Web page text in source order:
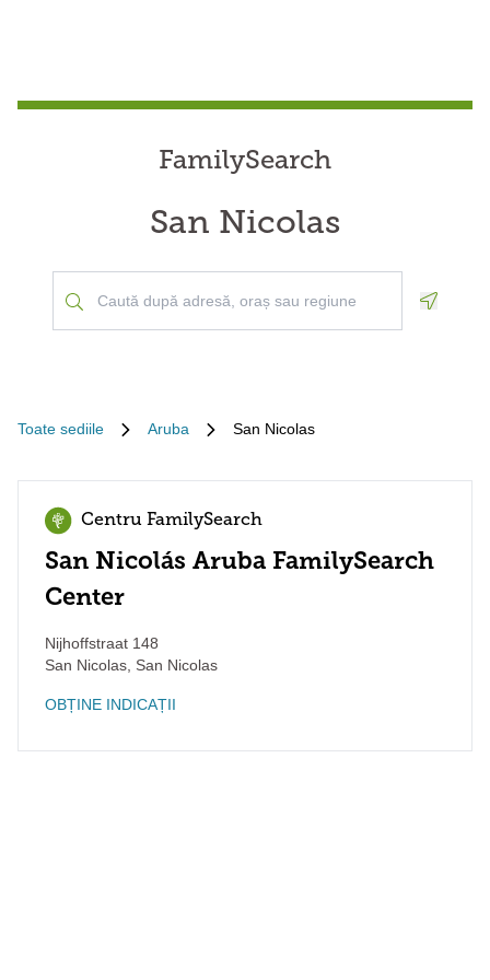
FamilySearch
San Nicolas
Toate sediile Aruba San Nicolas
Centru FamilySearch
San Nicolás Aruba FamilySearch
Center
Nijhoffstraat 148
San Nicolas San Nicolas
OBȚINE INDICAȚII